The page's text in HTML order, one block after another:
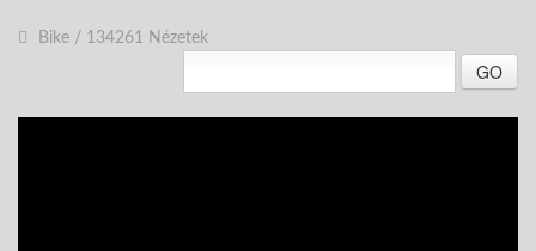
Bike / 134261 Nézetek
GO